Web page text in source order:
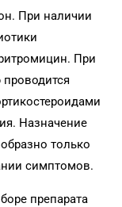
При наличии
При
Назначение
только
симптомов.
препарата